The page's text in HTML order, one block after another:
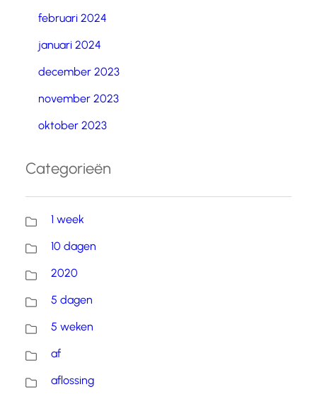
februari 2024
januari 2024
december 2023
november 2023
oktober 2023
Categorieën
1 week
10 dagen
2020
5 dagen
5 weken
af
aflossing